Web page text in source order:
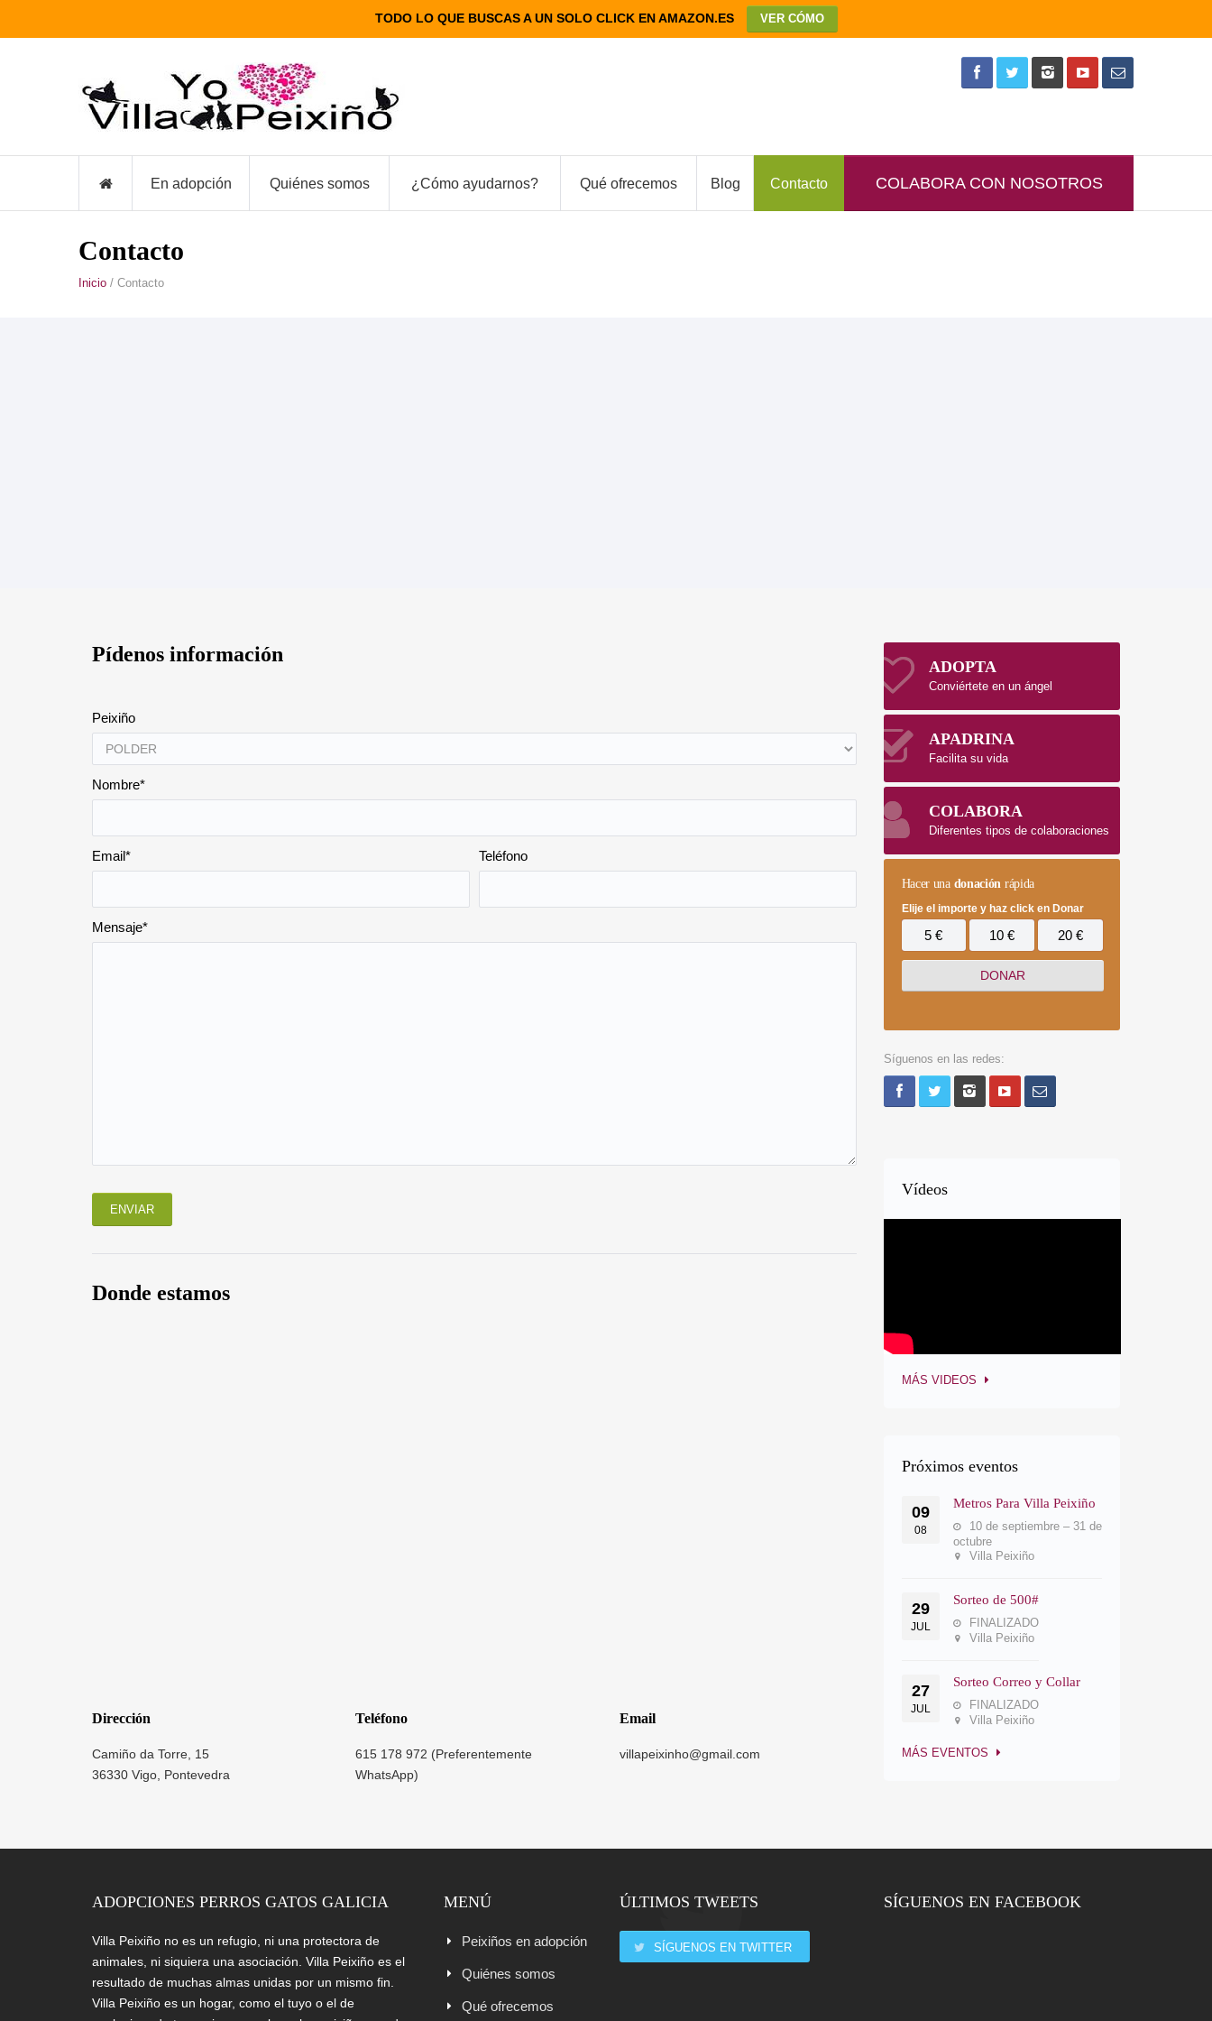
TODO LO QUE BUSCAS A UN SOLO CLICK EN AMAZON.ES VER CÓMO
En adopción Quiénes somos ¿Cómo ayudarnos? Qué ofrecemos Blog Contacto COLABORA CON NOSOTROS
Contacto
Inicio / Contacto
Pídenos información
Peixiño
Nombre*
Email* Teléfono
Mensaje*
ENVIAR
Donde estamos
Dirección
Camiño da Torre, 15
36330 Vigo, Pontevedra
Teléfono
615 178 972 (Preferentemente
WhatsApp)
Email
villapeixinho@gmail.com
ADOPTA
Conviértete en un ángel
APADRINA
Facilita su vida
COLABORA
Diferentes tipos de colaboraciones
Hacer una donación rápida
Elije el importe y haz click en Donar
5 € 10 € 20 €
Síguenos en las redes:
Vídeos
MÁS VIDEOS
Próximos eventos
09
08
Metros Para Villa Peixiño
10 de septiembre – 31 de
octubre
Villa Peixiño
29
JUL
Sorteo de 500#
FINALIZADO
Villa Peixiño
27
JUL
Sorteo Correo y Collar
FINALIZADO
Villa Peixiño
MÁS EVENTOS
ADOPCIONES PERROS GATOS GALICIA
Villa Peixiño no es un refugio, ni una protectora de
animales, ni siquiera una asociación. Villa Peixiño es el
resultado de muchas almas unidas por un mismo fin.
Villa Peixiño es un hogar, como el tuyo o el de
MENÚ
Peixiños en adopción
Quiénes somos
Qué ofrecemos
ÚLTIMOS TWEETS
SÍGUENOS EN TWITTER
SÍGUENOS EN FACEBOOK